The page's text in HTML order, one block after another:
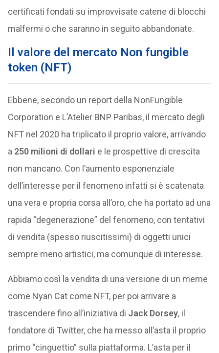
certificati fondati su improvvisate catene di blocchi
malfermi o che saranno in seguito abbandonate.
Il valore del mercato Non fungible
token (NFT)
Ebbene, secondo un report della NonFungible
Corporation e L’Atelier BNP Paribas, il mercato degli
NFT nel 2020 ha triplicato il proprio valore, arrivando
a 250 milioni di dollari e le prospettive di crescita
non mancano. Con l’aumento esponenziale
dell’interesse per il fenomeno infatti si è scatenata
una vera e propria corsa all’oro, che ha portato ad una
rapida “degenerazione” del fenomeno, con tentativi
di vendita (spesso riuscitissimi) di oggetti unici
sempre meno artistici, ma comunque di interesse.
Abbiamo così la vendita di una versione di un meme
come Nyan Cat come NFT, per poi arrivare a
trascendere fino all’iniziativa di Jack Dorsey, il
fondatore di Twitter, che ha messo all’asta il proprio
primo “cinguettio” sulla piattaforma. L’asta per il